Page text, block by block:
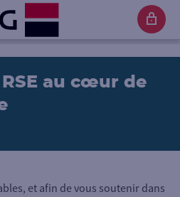
au cœur de
et afin de vous soutenir dans